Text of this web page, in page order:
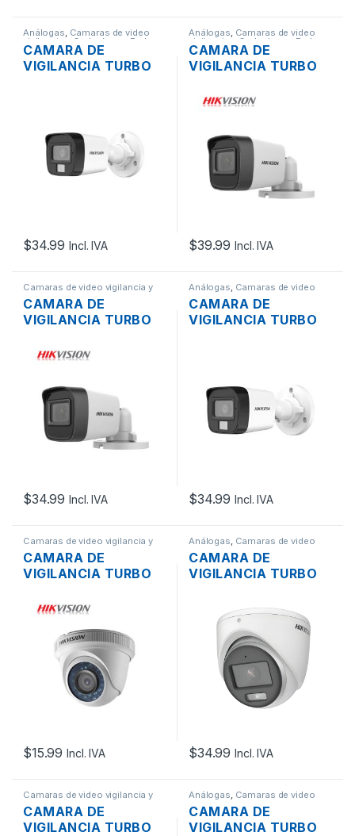
Análogas, Camaras de video
vigilancia y Grabadores Redes
CAMARA DE
VIGILANCIA TURBO
IP67 DIA Y NOCHE
(METAL)
$34.99 Incl. IVA
Análogas, Camaras de video
vigilancia y Grabadores Redes
CAMARA DE
VIGILANCIA TURBO
DS-2CE16H0T-ITF
(METAL)
$39.99 Incl. IVA
Camaras de video vigilancia y
CAMARA DE
VIGILANCIA TURBO
DS-2CE16H0T-ITPF
Y NOCHE EXIR
(PLASTICA)
$34.99 Incl. IVA
Análogas Camaras de video
vigilancia y Grabadores
CAMARA DE
VIGILANCIA TURBO
DIA Y NOCHE
HIBRIDA (PLÁSTICO)
$34.99 Incl. IVA
Camaras de video vigilancia y
CAMARA DE
VIGILANCIA TURBO
DS-2CE56C0T-IRPF
IP66 DIA Y NOCHE
$15.99 Incl. IVA
Análogas Camaras de video
vigilancia y Grabadores
CAMARA DE
VIGILANCIA TURBO
DS-2CE70DF0T-LPFS
2MP 1080P 2.8MM
DIA Y NOCHE,
SOPORTA AUDIO,
COLORVU HIBRIDA
(PLÁS
$34.99 Incl. IVA
Camaras de video vigilancia y
CAMARA DE
VIGILANCIA TURBO
Análogas Camaras de video
vigilancia y Grabadores
CAMARA DE
VIGILANCIA TURBO